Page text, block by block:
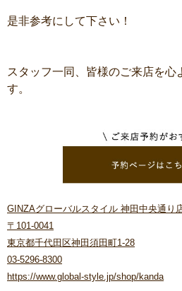
是非参考にして下さい！
スタッフ一同、皆様のご来店を心
す。
GINZAグローバルスタイル 神田中央通り
〒101-0041
東京都千代田区神田須田町1-28
03-5296-8300
https://www.global-style.jp/shop/kanda